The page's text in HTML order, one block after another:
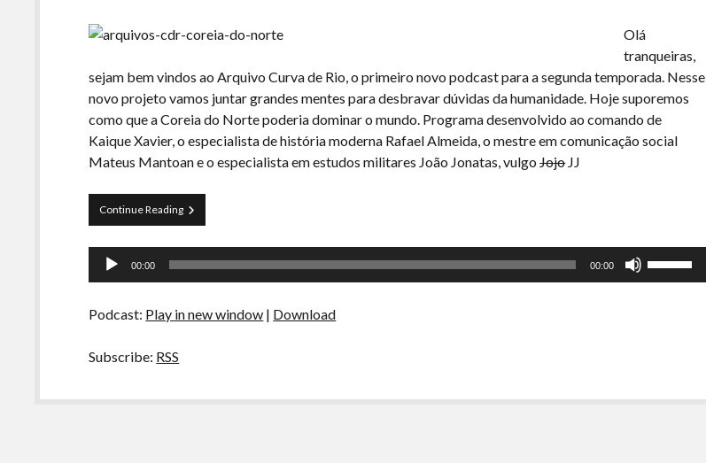
Olá
tranqueiras,
sejam bem vindos ao Arquivo Curva de Rio, o primeiro novo podcast para a segunda temporada. Nesse
novo projeto vamos juntar grandes mentes para desbravar dúvidas da humanidade. Hoje suporemos
como que a Coreia do Norte poderia dominar o mundo. Programa desenvolvido ao comando de
Kaique Xavier, o especialista de história moderna Rafael Almeida, o mestre em comunicação social
Mateus Mantoan e o especialista em estudos militares João Jonatas, vulgoJojoJJ
Continue ReadingArquivos
CDR
Global
do
Tocador
00:00 00:00
Podcast: Play in new window | Download
Subscribe: RSS